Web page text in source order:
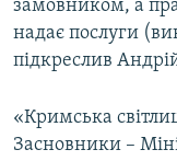
замовником, а
надає послуги
підкреслив
«Кримська
Засновники –